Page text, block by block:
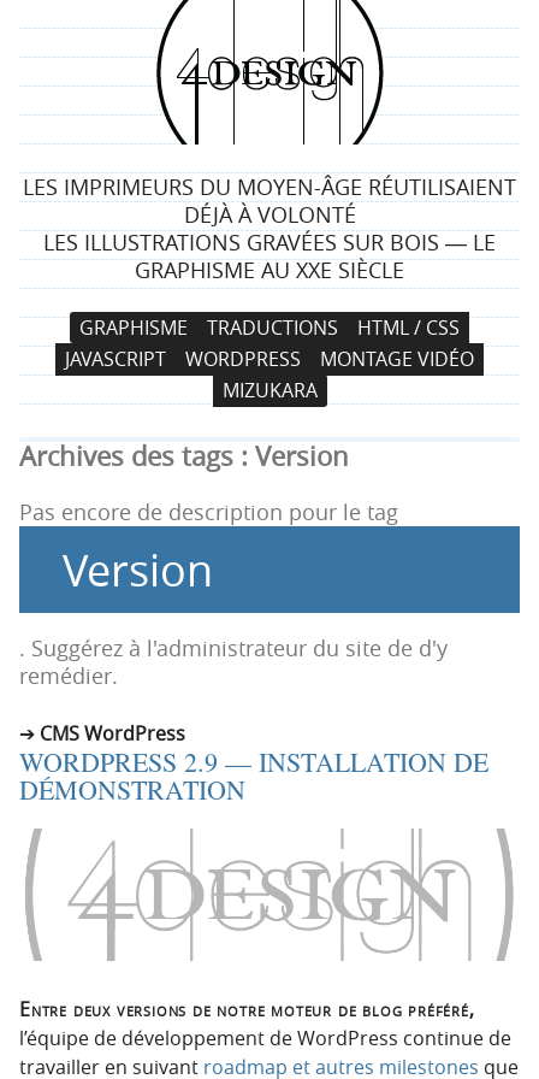
4
d
e
s
i
g
n
LES IMPRIMEURS DU MOYEN-ÂGE RÉUTILISAIENT
DÉJÀ À VOLONTÉ
LES ILLUSTRATIONS GRAVÉES SUR BOIS ― LE
GRAPHISME AU XXE SIÈCLE
N
a
v
i
g
a
t
i
p
i
c
i
p
e
A
l
l
e
r
a
u
c
t
n
GRAPHISME TRADUCTIONS
HTML / CSS
JAVASCRIPT
WORDPRESS
MONTAGE VIDÉO
MIZUKARA
Archives des tags : Version
Pas encore de description pour le tag
Version
. Suggérez à l'administrateur du site de d'y
remédier.
CMS WordPress
WORDPRESS 2.9 — INSTALLATION DE
DÉMONSTRATION
Entre deux versions de notre moteur de blog préféré,
l’équipe de développement de WordPress continue de
travailler en suivant roadmap et autres milestones que